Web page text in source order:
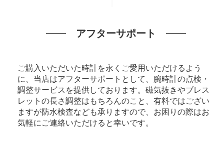
アフターサポート
ご購入いただいた時計を永くご愛用いただけるよう
に、当店はアフターサポートとして、腕時計の点検・
調整サービスを提供しております。磁気抜きやブレス
レットの長さ調整はもちろんのこと、有料ではござい
ますが防水検査なども承りますので、お困りの際はお
気軽にご連絡いただけると幸いです。